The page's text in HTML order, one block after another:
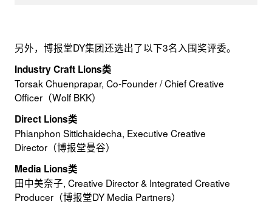
另外，博报堂DY集团还选出了以下3名入围奖评委。
Industry Craft Lions类
Torsak Chuenprapar, Co-Founder / Chief Creative
Officer（Wolf BKK）
Direct Lions类
Phianphon Sittichaidecha, Executive Creative
Director（博报堂曼谷）
Media Lions类
田中美奈子, Creative Director & Integrated Creative
Producer（博报堂DY Media Partners）